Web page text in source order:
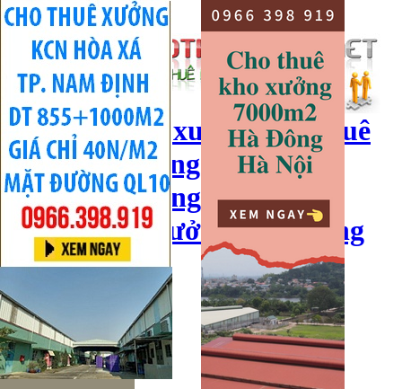
cho thuê kho xưởng, cho thuê
kho, kho xưởng hà nội, cho
thuê nhà xưởng, cho thuê
xưởng, kho xưởng hải dương
|
Đăng ký
Đăng tin bán/cho thuê